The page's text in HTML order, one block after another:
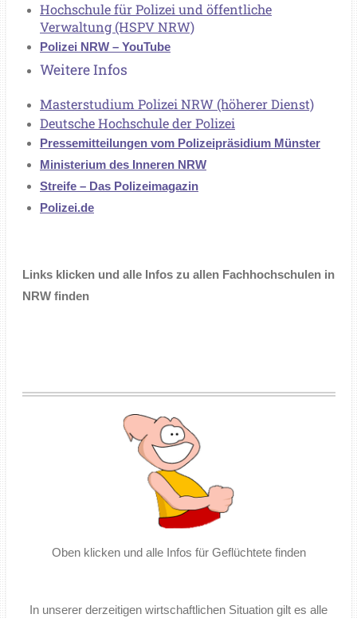
Hochschule für Polizei und öffentliche
Verwaltung (HSPV NRW)
Polizei NRW – YouTube
Weitere Infos
Masterstudium Polizei NRW (höherer Dienst)
Deutsche Hochschule der Polizei
Pressemitteilungen vom Polizeipräsidium Münster
Ministerium des Inneren NRW
Streife – Das Polizeimagazin
Polizei.de
Links klicken und alle Infos zu allen Fachhochschulen in
NRW finden
Oben klicken und alle Infos für Geflüchtete finden
In unserer derzeitigen wirtschaftlichen Situation gilt es alle